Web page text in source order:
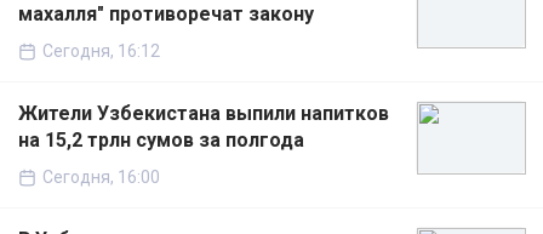
махалля" противоречат закону
Сегодня, 16:12
Жители Узбекистана выпили напитков
на 15,2 трлн сумов за полгода
Сегодня, 16:00